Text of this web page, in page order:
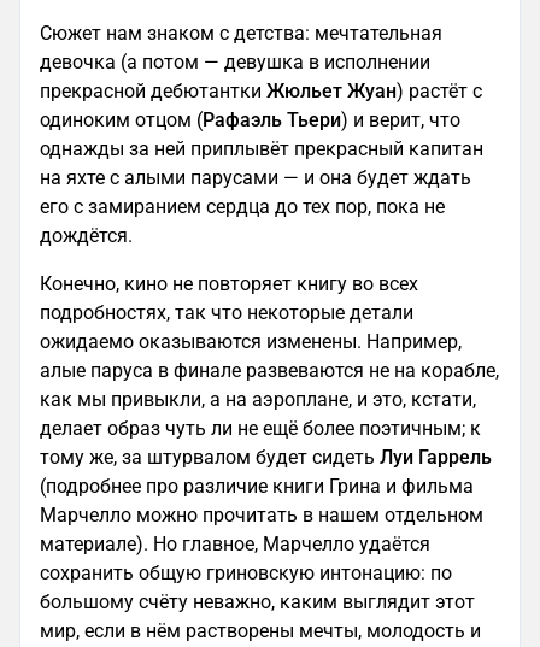
Сюжет нам знаком с детства: мечтательная
девочка (а потом — девушка в исполнении
прекрасной дебютантки Жюльет Жуан) растёт с
одиноким отцом (Рафаэль Тьери) и верит, что
однажды за ней приплывёт прекрасный капитан
на яхте с алыми парусами — и она будет ждать
его с замиранием сердца до тех пор, пока не
дождётся.
Конечно, кино не повторяет книгу во всех
подробностях, так что некоторые детали
ожидаемо оказываются изменены. Например,
алые паруса в финале развеваются не на корабле,
как мы привыкли, а на аэроплане, и это, кстати,
делает образ чуть ли не ещё более поэтичным; к
тому же, за штурвалом будет сидеть Луи Гаррель
(подробнее про различие книги Грина и фильма
Марчелло можно прочитать в нашем отдельном
материале). Но главное, Марчелло удаётся
сохранить общую гриновскую интонацию: по
большому счёту неважно, каким выглядит этот
мир, если в нём растворены мечты, молодость и